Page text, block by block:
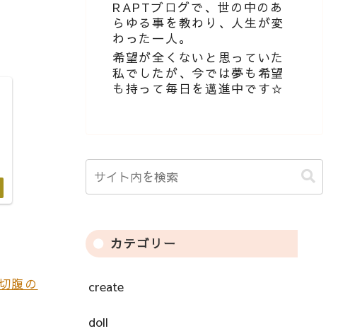
腹の
RAPTブログで、世の中のあ
らゆる事を教わり、人生が変
わった一人。
希望が全くないと思っていた
私でしたが、今では夢も希望
も持って毎日を邁進中です☆
カテゴリー
create
doll